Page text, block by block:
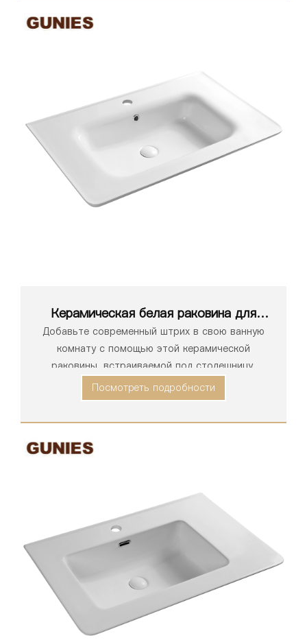
Керамическая белая раковина для
ванной комнаты серии 1201
Добавьте современный штрих в свою ванную
комнату с помощью этой керамической
раковины, встраиваемой под столешницу,
которая отличается гладкой поверхностью и
бесшовной интеграцией с любой столешницей.
Посмотреть подробности